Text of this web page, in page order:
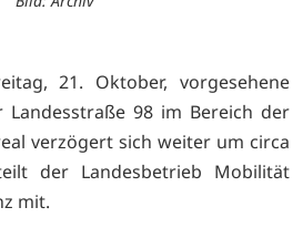
21. Oktober, vorgesehene
Landesstraße 98 im Bereich der
verzögert sich weiter um circa
der Landesbetrieb Mobilität
mit.